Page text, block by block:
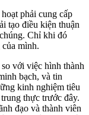
phải cung cấp
tạo điều kiện thuận
Chỉ khi đó
mình.
với việc hình thành
bạch, và tin
kinh nghiệm tiêu
thực trước đây.
đạo và thành viên